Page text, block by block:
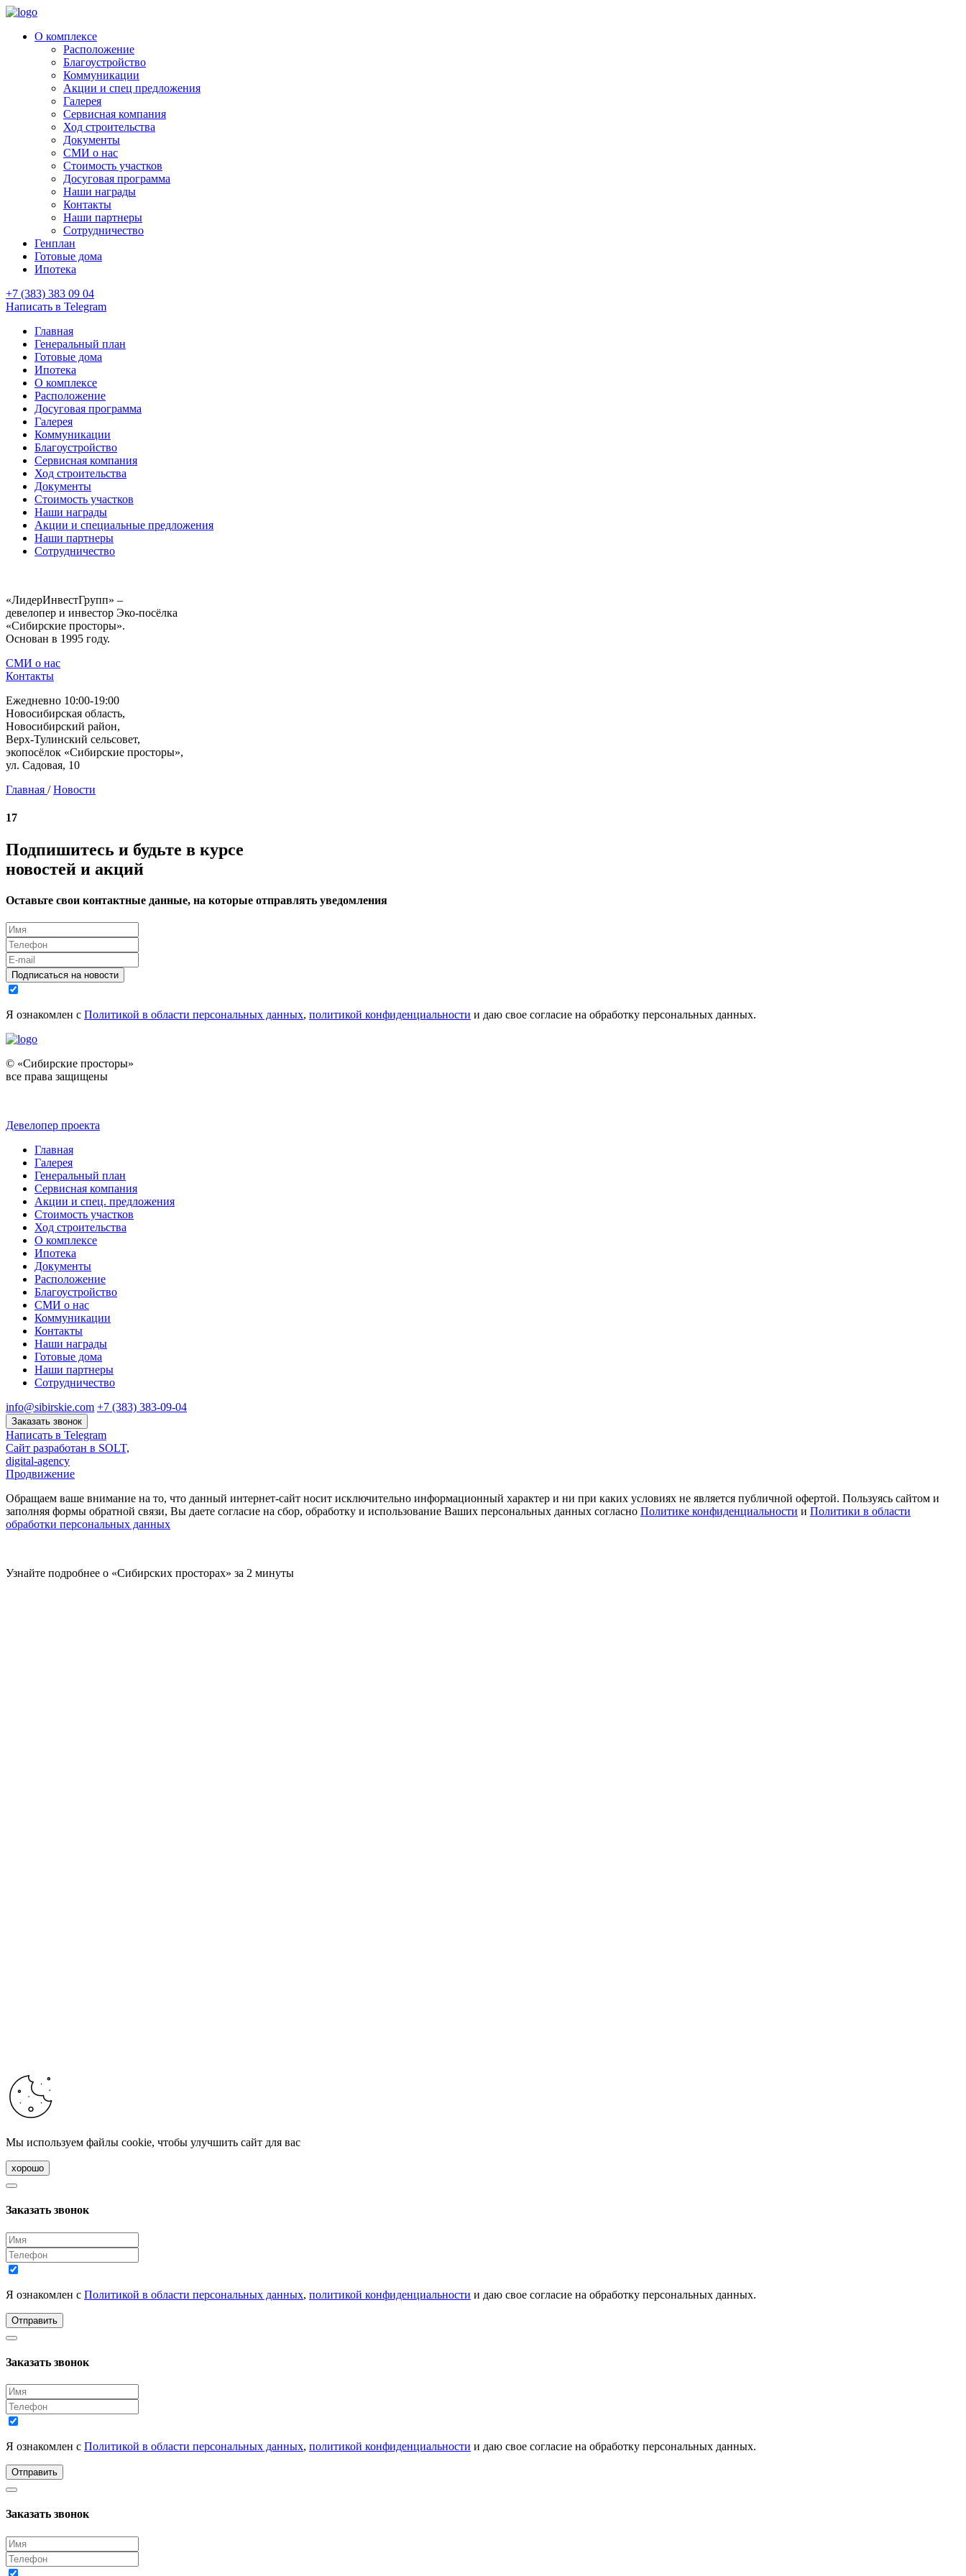
О комплексе
Расположение
Благоустройство
Коммуникации
Акции и спец предложения
Галерея
Сервисная компания
Ход строительства
Документы
СМИ о нас
Стоимость участков
Досуговая программа
Наши награды
Контакты
Наши партнеры
Сотрудничество
Генплан
Готовые дома
Ипотека
+7 (383) 383 09 04
Написать в Telegram
Главная
Генеральный план
Готовые дома
Ипотека
О комплексе
Расположение
Досуговая программа
Галерея
Коммуникации
Благоустройство
Сервисная компания
Ход строительства
Документы
Стоимость участков
Наши награды
Акции и специальные предложения
Наши партнеры
Сотрудничество
«ЛидерИнвестГрупп» –
девелопер и инвестор Эко-посёлка
«Сибирские просторы».
Основан в 1995 году.
СМИ о нас
Контакты
Ежедневно 10:00-19:00
Новосибирская область,
Новосибирский район,
Верх-Тулинский сельсовет,
экопосёлок «Сибирские просторы»,
ул. Садовая, 10
Главная / Новости
17
Подпишитесь и будьте в курсе
новостей и акций
Оставьте свои контактные данные, на которые отправлять уведомления
Подписаться на новости
Я ознакомлен с Политикой в области персональных данных, политикой конфиденциальности и даю свое согласие на обработку персональных данных.
© «Сибирские просторы»
все права защищены
Девелопер проекта
Главная
Галерея
Генеральный план
Сервисная компания
Акции и спец. предложения
Стоимость участков
Ход строительства
О комплексе
Ипотека
Документы
Расположение
Благоустройство
СМИ о нас
Коммуникации
Контакты
Наши награды
Готовые дома
Наши партнеры
Сотрудничество
info@sibirskie.com +7 (383) 383-09-04
Заказать звонок
Написать в Telegram
Сайт разработан в SOLT,
digital-agency
Продвижение
Обращаем ваше внимание на то, что данный интернет-сайт носит исключительно информационный характер и ни при каких условиях не является публичной офертой. Пользуясь сайтом и
заполняя формы обратной связи, Вы даете согласие на сбор, обработку и использование Ваших персональных данных согласно Политике конфиденциальности и Политики в области
обработки персональных данных
Узнайте подробнее о «Сибирских просторах» за 2 минуты
Мы используем файлы cookie, чтобы улучшить сайт для вас
хорошо
Заказать звонок
Я ознакомлен с Политикой в области персональных данных, политикой конфиденциальности и даю свое согласие на обработку персональных данных.
Отправить
Заказать звонок
Я ознакомлен с Политикой в области персональных данных, политикой конфиденциальности и даю свое согласие на обработку персональных данных.
Отправить
Заказать звонок